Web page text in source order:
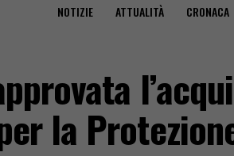
NOTIZIE ATTUALITÀ CRONACA
la